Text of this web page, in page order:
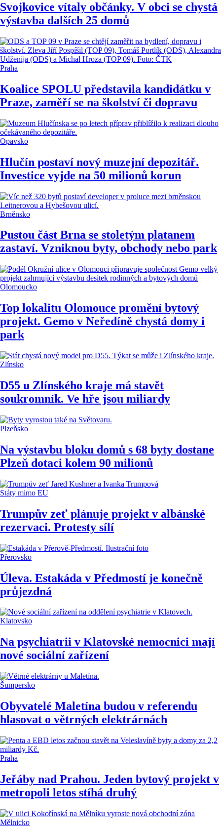
Svojkovice vítaly občánky. V obci se chystá
výstavba dalších 25 domů
Praha
Koalice SPOLU představila kandidátku v
Praze, zaměří se na školství či dopravu
Opavsko
Hlučín postaví nový muzejní depozitář.
Investice vyjde na 50 milionů korun
Brněnsko
Pustou část Brna se stoletým platanem
zastaví. Vzniknou byty, obchody nebo park
Olomoucko
Top lokalitu Olomouce promění bytový
projekt. Gemo v Neředíně chystá domy i
park
Zlínsko
D55 u Zlínského kraje má stavět
soukromník. Ve hře jsou miliardy
Plzeňsko
Na výstavbu bloku domů s 68 byty dostane
Plzeň dotaci kolem 90 milionů
Státy mimo EU
Trumpův zeť plánuje projekt v albánské
rezervaci. Protesty sílí
Přerovsko
Úleva. Estakáda v Předmostí je konečně
průjezdná
Klatovsko
Na psychiatrii v Klatovské nemocnici mají
nové sociální zařízení
Šumpersko
Obyvatelé Maletína budou v referendu
hlasovat o větrných elektrárnách
Praha
Jeřáby nad Prahou. Jeden bytový projekt v
metropoli letos stíhá druhý
Mělnicko